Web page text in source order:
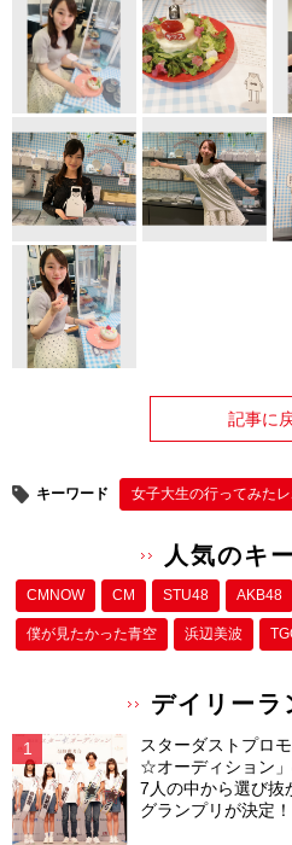
記事に
キーワード 女子大生の行ってみた
人気のキ
CMNOW CM STU48 AKB48
僕が⾒たかった⻘空 浜辺美波
デイリーラ
スターダストプロ
☆オーディション
7人の中から選び抜
グランプリが決定！